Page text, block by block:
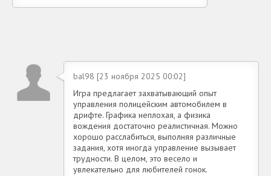
bal98 [23 ноября 2025 00:02]
Игра предлагает захватывающий опыт
управления полицейским автомобилем в
дрифте. Графика неплохая, а физика
вождения достаточно реалистичная. Можно
хорошо расслабиться, выполняя различные
задания, хотя иногда управление вызывает
трудности. В целом, это весело и
увлекательно для любителей гонок.